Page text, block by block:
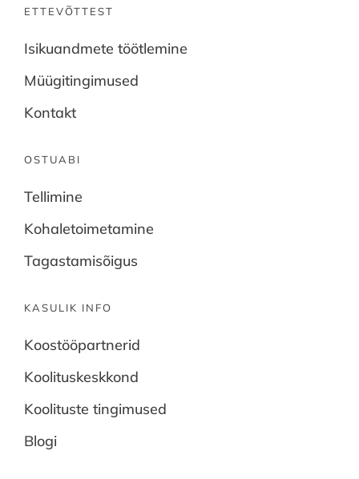
ETTEVÕTTEST
Isikuandmete töötlemine
Müügitingimused
Kontakt
OSTUABI
Tellimine
Kohaletoimetamine
Tagastamisõigus
KASULIK INFO
Koostööpartnerid
Koolituskeskkond
Koolituste tingimused
Blogi